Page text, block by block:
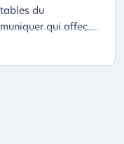
du
qui affec...